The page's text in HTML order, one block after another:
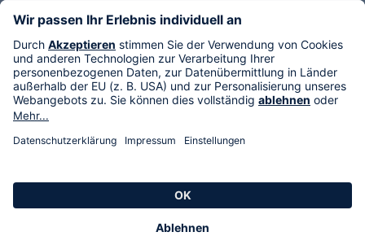
Im TV
HSE International